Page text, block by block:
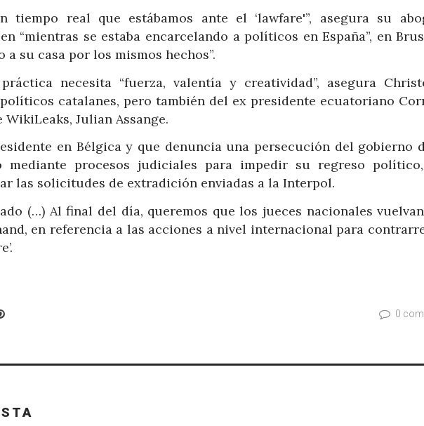
tiempo real que estábamos ante el ‘lawfare'”, asegura su
“mientras se estaba encarcelando a políticos en España”, en
a su casa por los mismos hechos”.
necesita “fuerza, valentía y creatividad”, asegura
catalanes, pero también del ex presidente ecuatoriano
Julian Assange.
en Bélgica y que denuncia una persecución del gobierno
mediante procesos judiciales para impedir su regreso
las solicitudes de extradición enviadas a la Interpol.
(…) Al final del día, queremos que los jueces nacionales
en referencia a las acciones a nivel internacional para
Pinterest 0